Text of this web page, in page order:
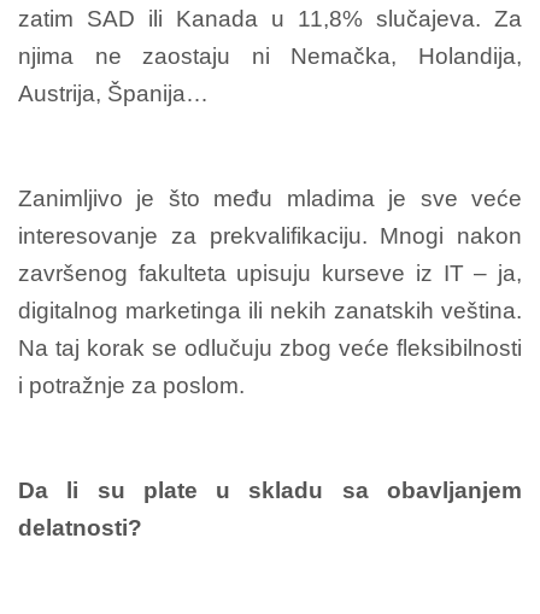
zatim SAD ili Kanada u 11,8% slučajeva. Za
njima ne zaostaju ni Nemačka, Holandija,
Austrija, Španija…
Zanimljivo je što među mladima je sve veće
interesovanje za prekvalifikaciju. Mnogi nakon
završenog fakulteta upisuju kurseve iz IT – ja,
digitalnog marketinga ili nekih zanatskih veština.
Na taj korak se odlučuju zbog veće fleksibilnosti
i potražnje za poslom.
Da li su plate u skladu sa obavljanjem
delatnosti?